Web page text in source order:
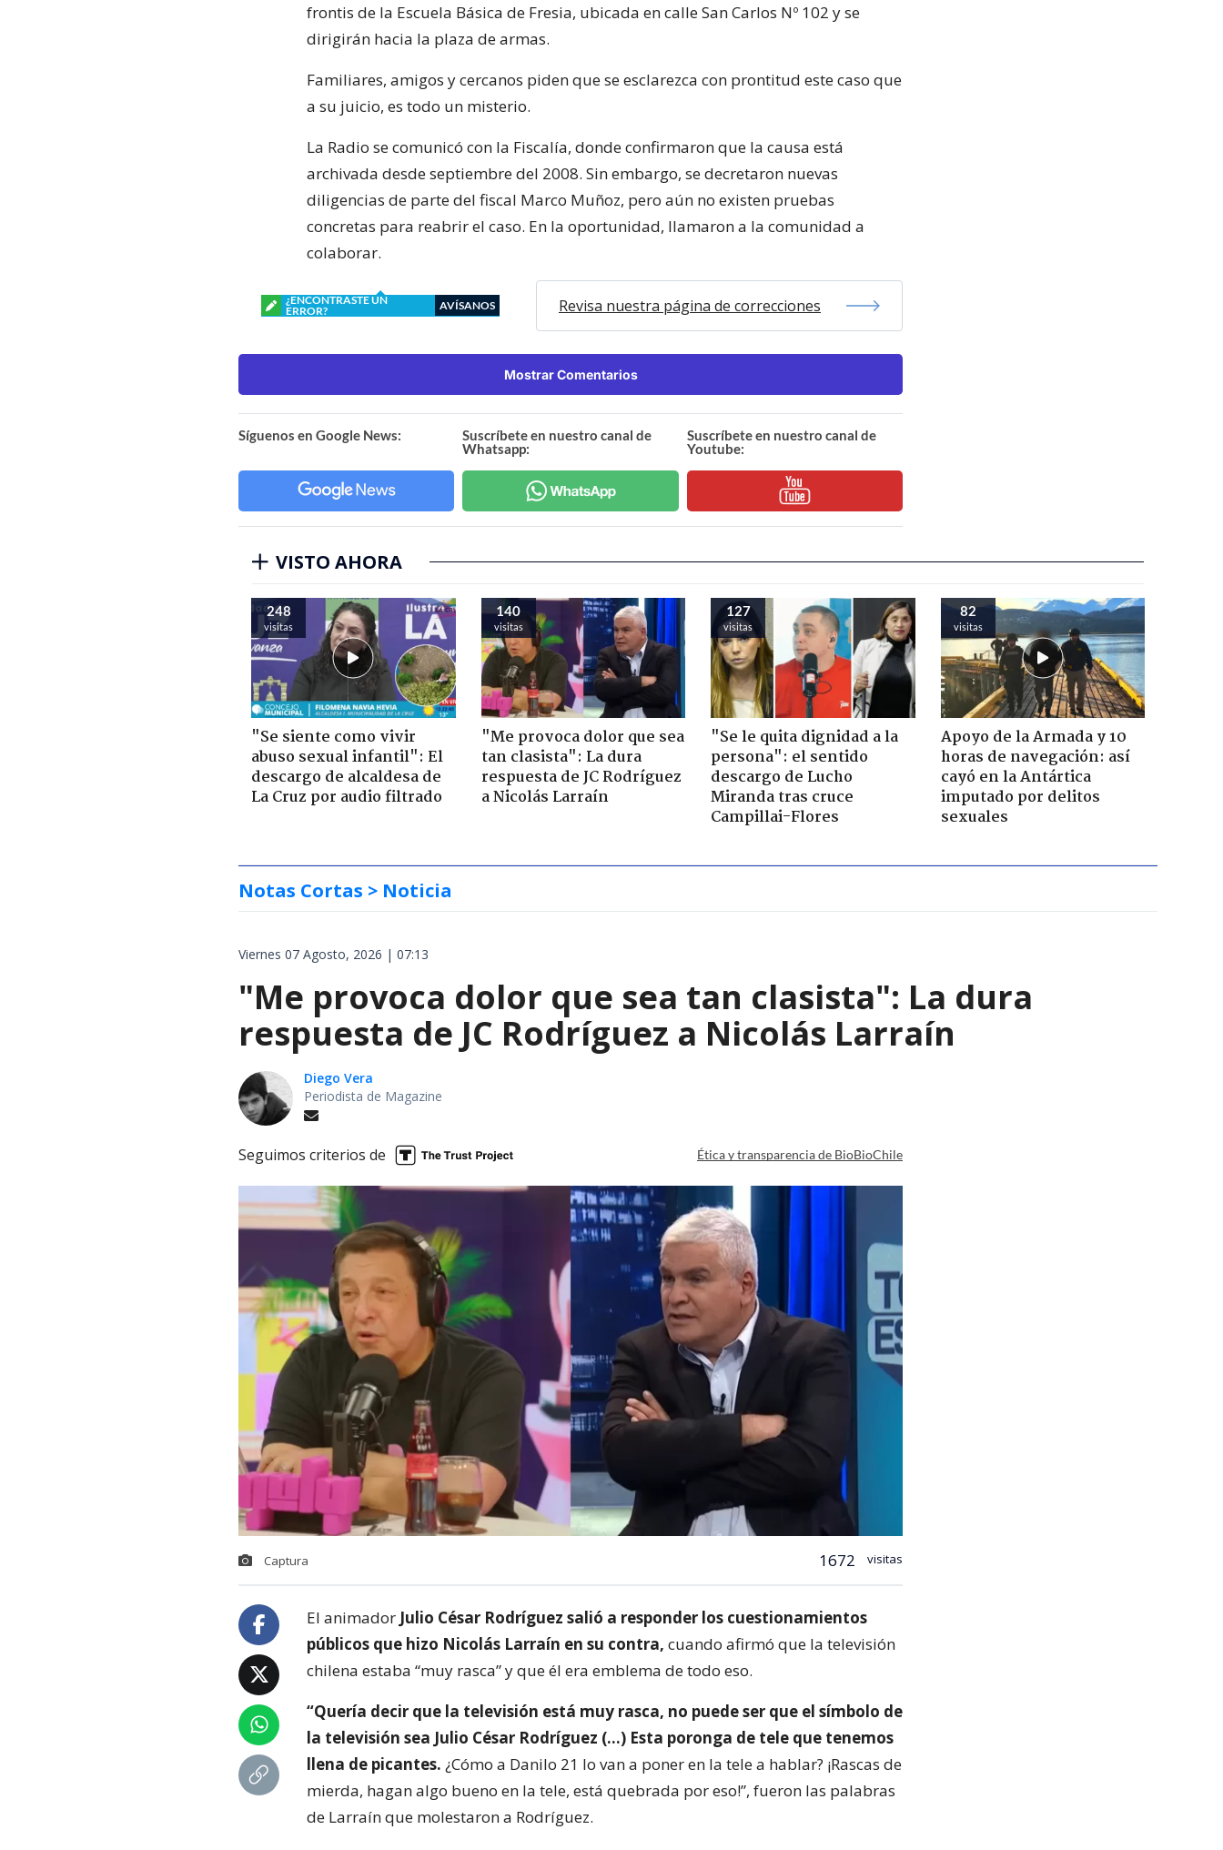
frontis de la Escuela Básica de Fresia, ubicada en calle San Carlos Nº 102 y se
dirigirán hacia la plaza de armas.
Familiares, amigos y cercanos piden que se esclarezca con prontitud este caso que
a su juicio, es todo un misterio.
La Radio se comunicó con la Fiscalía, donde confirmaron que la causa está
archivada desde septiembre del 2008. Sin embargo, se decretaron nuevas
diligencias de parte del fiscal Marco Muñoz, pero aún no existen pruebas
concretas para reabrir el caso. En la oportunidad, llamaron a la comunidad a
colaborar.
¿ENCONTRASTE UN
ERROR?
AVÍSANOS Revisa nuestra página de correcciones
Mostrar Comentarios
Síguenos en Google News:
Suscríbete en nuestro canal de
Whatsapp:
Suscríbete en nuestro canal de
Youtube:
VISTO AHORA
248
visitas
"Se siente como vivir
abuso sexual infantil": El
descargo de alcaldesa de
La Cruz por audio filtrado
140
visitas
"Me provoca dolor que sea
tan clasista": La dura
respuesta de JC Rodríguez
a Nicolás Larraín
127
visitas
"Se le quita dignidad a la
persona": el sentido
descargo de Lucho
Miranda tras cruce
Campillai-Flores
82
visitas
Apoyo de la Armada y 10
horas de navegación: así
cayó en la Antártica
imputado por delitos
sexuales
Notas Cortas > Noticia
Viernes 07 Agosto, 2026 | 07:13
"Me provoca dolor que sea tan clasista": La dura
respuesta de JC Rodríguez a Nicolás Larraín
Diego Vera
Periodista de Magazine
Seguimos criterios de Ética y transparencia de BioBioChile
Captura 1672 visitas
El animador Julio César Rodríguez salió a responder los cuestionamientos
públicos que hizo Nicolás Larraín en su contra, cuando afirmó que la televisión
chilena estaba “muy rasca” y que él era emblema de todo eso.
“Quería decir que la televisión está muy rasca, no puede ser que el símbolo de
la televisión sea Julio César Rodríguez (…) Esta poronga de tele que tenemos
llena de picantes. ¿Cómo a Danilo 21 lo van a poner en la tele a hablar? ¡Rascas de
mierda, hagan algo bueno en la tele, está quebrada por eso!”, fueron las palabras
de Larraín que molestaron a Rodríguez.